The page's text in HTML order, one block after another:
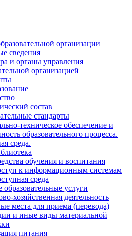
организации
сведения
и органы управления
организацией
состав
стандарты
техническое обеспечение и
образовательного процесса.
среда.
обучения и воспитания
к информационным системам
среда
услуги
хозяйственная деятельность
места для приема (перевода)
и иные виды материальной
питания